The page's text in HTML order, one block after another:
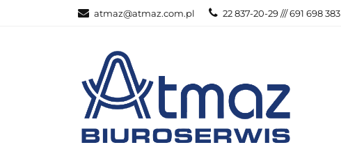
atmaz@atmaz.com.pl 22 837-20-29 /// 691 698 383